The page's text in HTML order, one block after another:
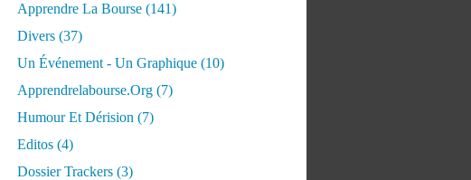
Apprendre La Bourse (141)
Divers (37)
Un Événement - Un Graphique (10)
Apprendrelabourse.org (7)
Humour Et Dérision (7)
Editos (4)
Dossier Trackers (3)